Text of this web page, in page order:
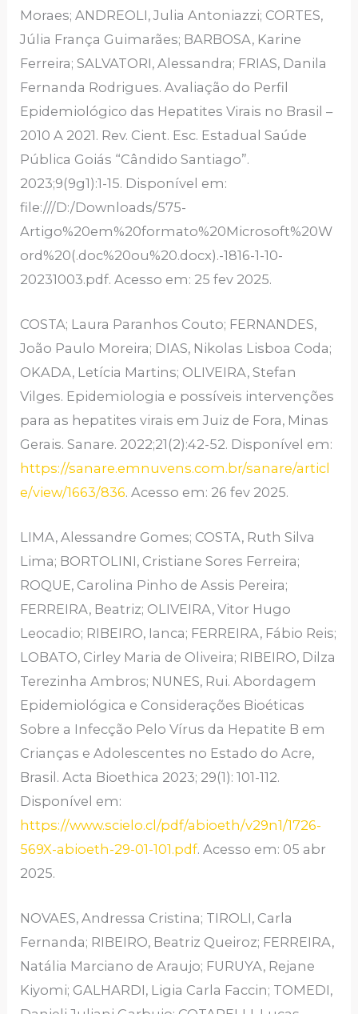
Moraes; ANDREOLI, Julia Antoniazzi; CORTES,
Júlia França Guimarães; BARBOSA, Karine
Ferreira; SALVATORI, Alessandra; FRIAS, Danila
Fernanda Rodrigues. Avaliação do Perfil
Epidemiológico das Hepatites Virais no Brasil –
2010 A 2021. Rev. Cient. Esc. Estadual Saúde
Pública Goiás “Cândido Santiago”.
2023;9(9g1):1-15. Disponível em:
file:///D:/Downloads/575-
Artigo%20em%20formato%20Microsoft%20W
ord%20(.doc%20ou%20.docx).-1816-1-10-
20231003.pdf. Acesso em: 25 fev 2025.
COSTA; Laura Paranhos Couto; FERNANDES,
João Paulo Moreira; DIAS, Nikolas Lisboa Coda;
OKADA, Letícia Martins; OLIVEIRA, Stefan
Vilges. Epidemiologia e possíveis intervenções
para as hepatites virais em Juiz de Fora, Minas
Gerais. Sanare. 2022;21(2):42-52. Disponível em:
https://sanare.emnuvens.com.br/sanare/articl
e/view/1663/836. Acesso em: 26 fev 2025.
LIMA, Alessandre Gomes; COSTA, Ruth Silva
Lima; BORTOLINI, Cristiane Sores Ferreira;
ROQUE, Carolina Pinho de Assis Pereira;
FERREIRA, Beatriz; OLIVEIRA, Vitor Hugo
Leocadio; RIBEIRO, Ianca; FERREIRA, Fábio Reis;
LOBATO, Cirley Maria de Oliveira; RIBEIRO, Dilza
Terezinha Ambros; NUNES, Rui. Abordagem
Epidemiológica e Considerações Bioéticas
Sobre a Infecção Pelo Vírus da Hepatite B em
Crianças e Adolescentes no Estado do Acre,
Brasil. Acta Bioethica 2023; 29(1): 101-112.
Disponível em:
https://www.scielo.cl/pdf/abioeth/v29n1/1726-
569X-abioeth-29-01-101.pdf. Acesso em: 05 abr
2025.
NOVAES, Andressa Cristina; TIROLI, Carla
Fernanda; RIBEIRO, Beatriz Queiroz; FERREIRA,
Natália Marciano de Araujo; FURUYA, Rejane
Kiyomi; GALHARDI, Ligia Carla Faccin; TOMEDI,